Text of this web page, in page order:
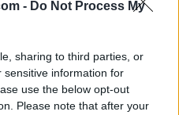
- Do Not Process My
sharing to third parties, or
sensitive information for
use the below opt-out
Please note that after your
di porta blindata, impianto di
elettriche e spaziose armadiature.